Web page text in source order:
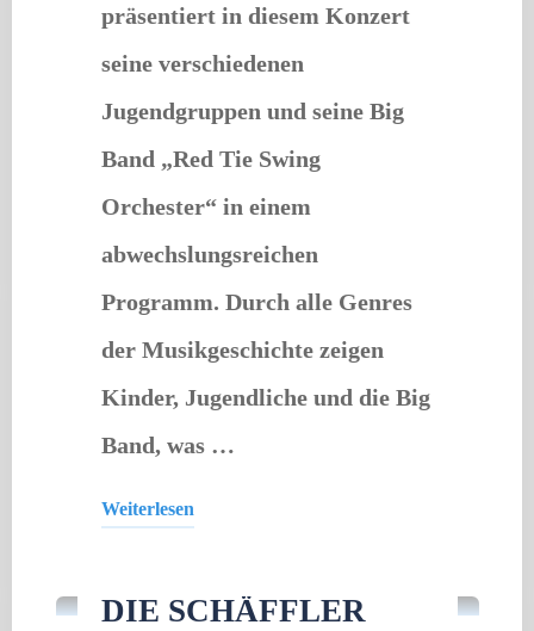
präsentiert in diesem Konzert
seine verschiedenen
Jugendgruppen und seine Big
Band „Red Tie Swing
Orchester“ in einem
abwechslungsreichen
Programm. Durch alle Genres
der Musikgeschichte zeigen
Kinder, Jugendliche und die Big
Band, was …
Weiterlesen
DIE SCHÄFFLER